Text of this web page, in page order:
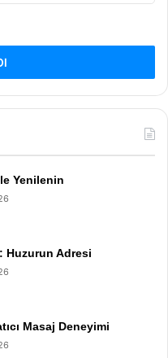
Yenilenin
Huzurun Adresi
Masaj Deneyimi